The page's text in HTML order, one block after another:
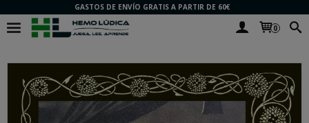
GASTOS DE ENVÍO GRATIS A PARTIR DE 60€
0